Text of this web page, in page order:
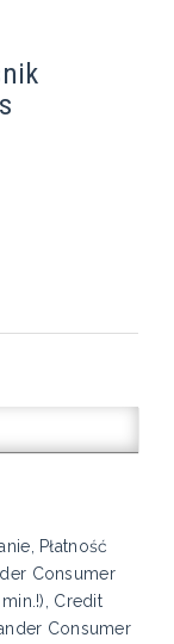
Płatność
Consumer
Credit
Consumer